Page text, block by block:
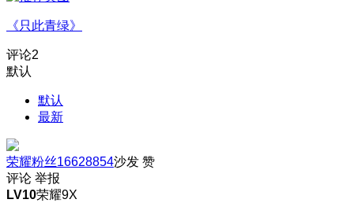
《只此青绿》
评论2
默认
默认
最新
荣耀粉丝16628854沙发 赞
评论 举报
LV10荣耀9X